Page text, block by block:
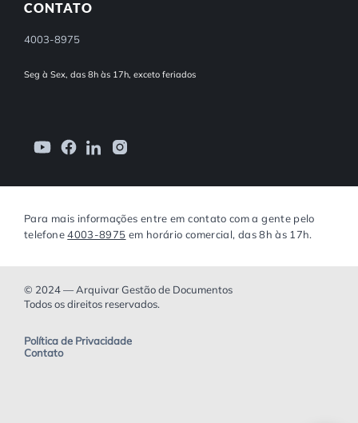
CONTATO
4003-8975
Seg à Sex, das 8h às 17h, exceto feriados
Para mais informações entre em contato com a gente pelo
telefone4003-8975 em horário comercial, das 8h às 17h.
© 2024 — Arquivar Gestão de Documentos
Todos os direitos reservados.
Política de Privacidade
Contato